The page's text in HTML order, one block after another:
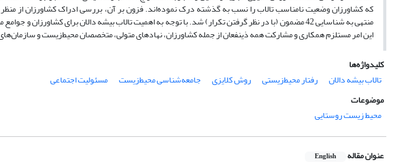
که کشاورزان وضعیت نامناسب تالاب را نسب به گذشته درک نموده‌اند. فزون بر آن، بررسی ادراک کشاورزان از منظر
منتهی به شناسایی 42 مضمون (با در نظر گرفتن تکرار) شد. با توجه به اهمیت تالاب بیشه دالان برای
این امر مستلزم همکاری و مشارکت همه ذینفعان از جمله کشاورزان، نهادهای متولی، متخصصان محیط‌زیست و
کلیدواژه‌ها
تالاب بیشه دالان
رفتار محیط‌زیستی روش کلایزی جامعه‌شناسی محیط‌زیست
مسئولیت اجتماعی
موضوعات
محیط زیست روستایی
عنوان مقاله English